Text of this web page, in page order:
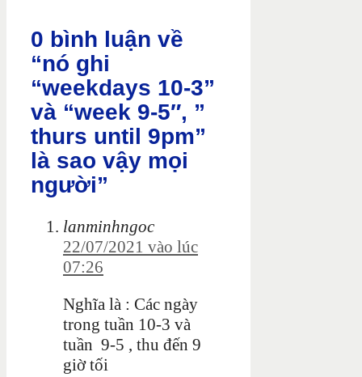
0 bình luận về
“nó ghi
“weekdays 10-3”
và “week 9-5″, ”
thurs until 9pm”
là sao vậy mọi
người”
lanminhngoc
22/07/2021 vào lúc
07:26
Nghĩa là : Các ngày
trong tuần 10-3 và
tuần 9-5 , thu đến 9
giờ tối